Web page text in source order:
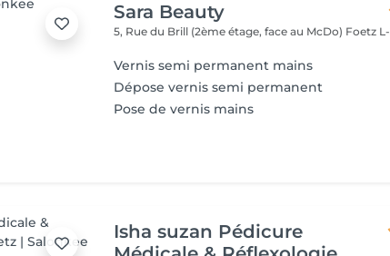
Sara Beauty
5, Rue du Brill (2ème étage, face au McDo) Foetz
Vernis semi permanent mains
Dépose vernis semi permanent
Pose de vernis mains
Isha suzan Pédicure